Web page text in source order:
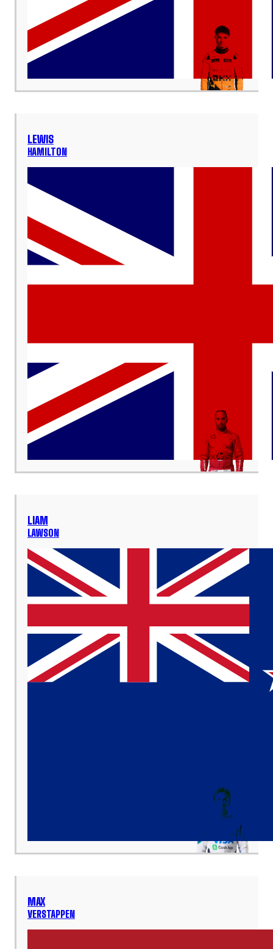
LEWIS
HAMILTON
LIAM
LAWSON
MAX
VERSTAPPEN